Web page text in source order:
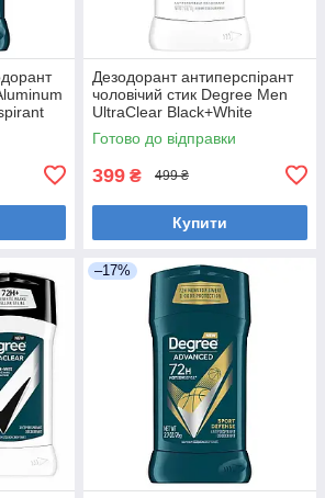
Дезодорант антиперспірант
чоловічий стик Degree Men
UltraClear Black+White
MotionSense 72 H 76 грамів
Готово до відправки
399 ₴ 499 ₴
Купити
–17%